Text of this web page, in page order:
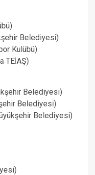
Belediyesi)
Kulübü)
TEİAŞ)
Belediyesi)
Belediyesi)
Belediyesi)